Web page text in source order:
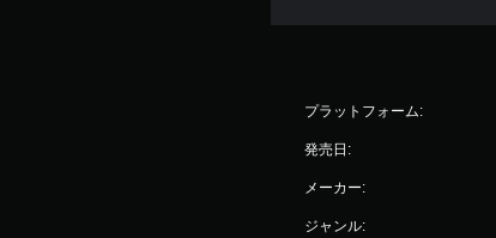
プラットフォーム:
発売日:
メーカー:
ジャンル: